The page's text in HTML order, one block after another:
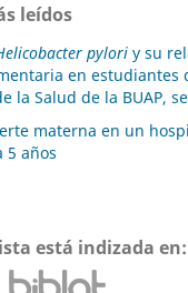
leídos
pylori y su
en estudiantes
la Salud de la BUAP,
materna en un
5 años
está indizada en: